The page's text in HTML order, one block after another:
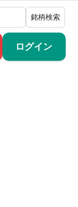
ログイン
銘柄検索